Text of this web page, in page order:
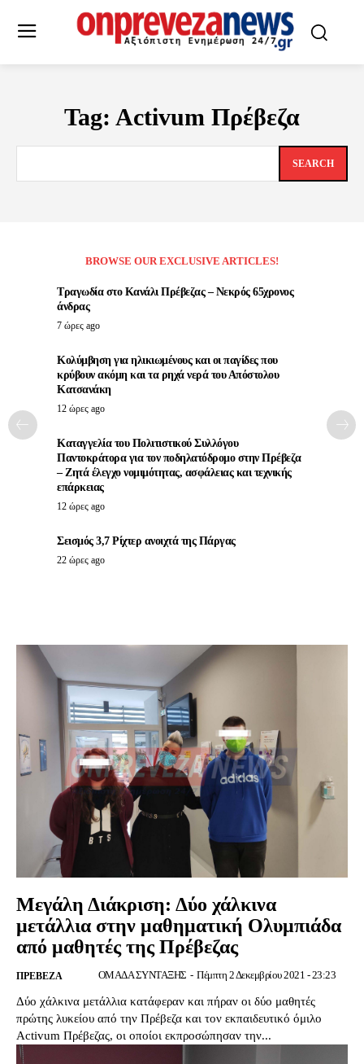
Tag: Activum Πρέβεζα
SEARCH
BROWSE OUR EXCLUSIVE ARTICLES!
Τραγωδία στο Κανάλι Πρέβεζας – Νεκρός 65χρονος
άνδρας
7 ώρες ago
Κολύμβηση για ηλικιωμένους και οι παγίδες που
κρύβουν ακόμη και τα ρηχά νερά του Απόστολου
Κατσανάκη
12 ώρες ago
Καταγγελία του Πολιτιστικού Συλλόγου
Παντοκράτορα για τον ποδηλατόδρομο στην Πρέβεζα
– Ζητά έλεγχο νομιμότητας, ασφάλειας και τεχνικής
επάρκειας
12 ώρες ago
Σεισμός 3,7 Ρίχτερ ανοιχτά της Πάργας
22 ώρες ago
Μεγάλη Διάκριση: Δύο χάλκινα
μετάλλια στην μαθηματική Ολυμπιάδα
από μαθητές της Πρέβεζας
ΠΡΕΒΕΖΑ ΟΜΑΔΑ ΣΥΝΤΑΞΗΣ - Πέμπτη 2 Δεκεμβρίου 2021 - 23:23
Δύο χάλκινα μετάλλια κατάφεραν και πήραν οι δύο μαθητές
πρώτης λυκείου από την Πρέβεζα και τον εκπαιδευτικό όμιλο
Activum Πρέβεζας, οι οποίοι εκπροσώπησαν την...